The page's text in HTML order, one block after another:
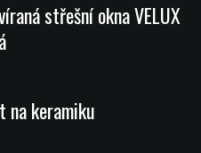
střešní okna VELUX
na keramiku